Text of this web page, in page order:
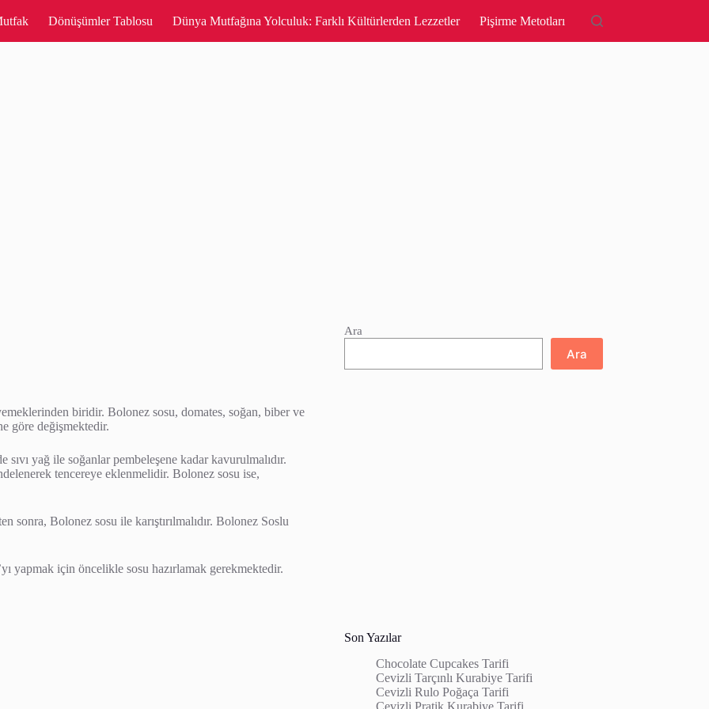
Dönüşümler Tablosu Dünya Mutfağına Yolculuk: Farklı Kültürlerden Lezzetler Pişirme Metotları
biridir. Bolonez sosu, domates, soğan, biber ve
göre değişmektedir.
yağ ile soğanlar pembeleşene kadar kavurulmalıdır.
tencereye eklenmelidir. Bolonez sosu ise,
Bolonez sosu ile karıştırılmalıdır. Bolonez Soslu
yapmak için öncelikle sosu hazırlamak gerekmektedir.
Ara
Ara
Son Yazılar
Chocolate Cupcakes Tarifi
Cevizli Tarçınlı Kurabiye Tarifi
Cevizli Rulo Poğaça Tarifi
Cevizli Pratik Kurabiye Tarifi